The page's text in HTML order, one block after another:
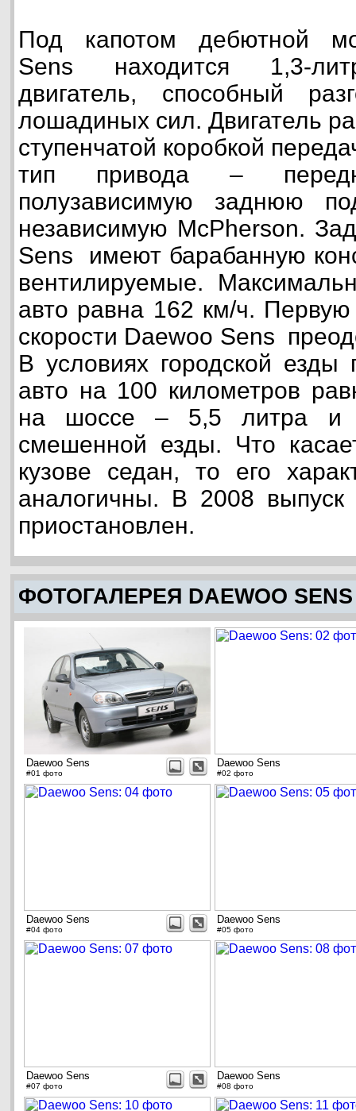
Под капотом дебютной
Sens находится 1,3-
двигатель, способный
лошадиных сил. Двигатель
ступенчатой коробкой
тип привода –
полузависимую заднюю
независимую McPherson.
Sens имеют барабанную
вентилируемые.
авто равна 162 км/ч. Первую
скорости Daewoo Sens
В условиях городской езды
авто на 100 километров
на шоссе – 5,5 литра и
смешенной езды. Что
кузове седан, то его
аналогичны. В 2008
приостановлен.
ФОТОГАЛЕРЕЯ DAEWOO SENS
Daewoo Sens
#01 фото
Daewoo Sens
#02 фото
Daewoo Sens
#04 фото
Daewoo Sens
#05 фото
Daewoo Sens
#07 фото
Daewoo Sens
#08 фото